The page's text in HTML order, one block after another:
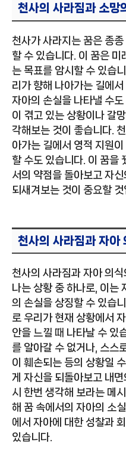
천사의 사라짐과 소망
천사가 사라지는 꿈은 종
할 수 있습니다. 이 꿈은 미
는 목표를 암시할 수 있습
리가 향해 나아가는 길에
자아의 손실을 나타낼 수
이 겪고 있는 상황이나 갈
각해보는 것이 좋습니다.
아가는 길에서 영적 지원
할 수도 있습니다. 이 꿈을
서의 약점을 돌아보고 자
되새겨보는 것이 중요할 것
천사의 사라짐과 자아
천사의 사라짐과 자아 의
나는 상황 중 하나로, 이는
의 손실을 상징할 수 있습
로 우리가 현재 상황에서
안을 느낄 때 나타날 수 있
를 알아갈 수 없거나, 스스
이 훼손되는 등의 상황일
게 자신을 되돌아보고 내
시 한번 생각해 보라는 메
해 꿈 속에서의 자아의 소
에서 자아에 대한 성찰과
있습니다.